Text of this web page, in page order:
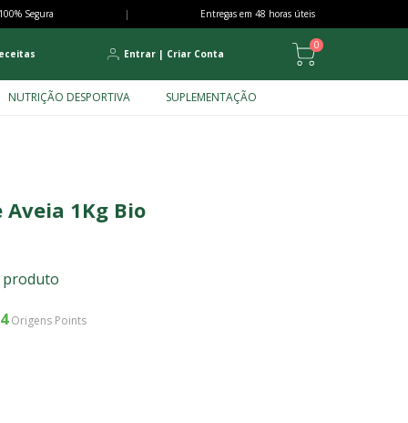
Segura | Entregas em 48 horas úteis
Entrar | Criar Conta
0
NUTRIÇÃO DESPORTIVA SUPLEMENTAÇÃO
1Kg Bio
produto
Origens Points